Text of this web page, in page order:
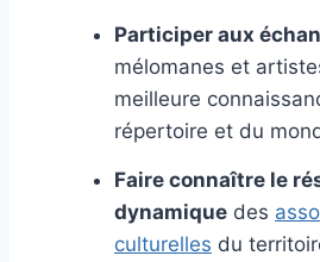
Participer aux
mélomanes et
meilleure
répertoire et du
Faire connaître le
dynamique des
culturelles du